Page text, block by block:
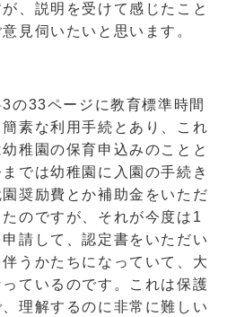
、説明を受けて感じたこと
見伺いたいと思います。
の33ページに教育標準時間
素な利用手続とあり、これ
稚園の保育申込みのことと
では幼稚園に入園の手続き
奨励費とか補助金をいただ
のですが、それが今度は1
請して、認定書をいただい
うかたちになっていて、大
ているのです。これは保護
理解するのに非常に難しい